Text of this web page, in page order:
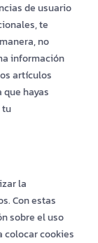
de usuario
te
no
información
artículos
hayas
tu
la
Con estas
sobre el uso
colocar cookies